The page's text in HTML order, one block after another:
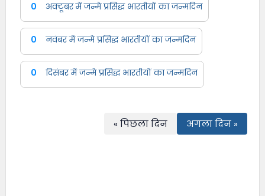
0 अक्टूबर में जन्मे प्रसिद्ध भारतीयों का जन्मदिन
0 नवंबर में जन्मे प्रसिद्ध भारतीयों का जन्मदिन
0 दिसंबर में जन्मे प्रसिद्ध भारतीयों का जन्मदिन
« पिछला दिन अगला दिन »